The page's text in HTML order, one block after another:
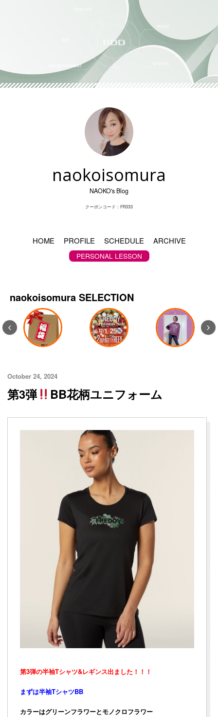
naokoisomura
NAOKO's Blog
クーポンコード：FR333
HOME PROFILE SCHEDULE ARCHIVE
PERSONAL LESSON
naokoisomura SELECTION
‹ ›
October 24, 2024
第3弾 BB花柄ユニフォーム
第3弾の半袖Tシャツ&レギンス出ました！！！
まずは半袖TシャツBB
カラーはグリーンフラワーとモノクロフラワー